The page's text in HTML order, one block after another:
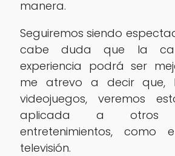
manera.
Seguiremos siendo
cabe duda que la
experiencia podrá ser
me atrevo a decir que,
videojuegos, veremos
aplicada a otros
entretenimientos,
televisión.